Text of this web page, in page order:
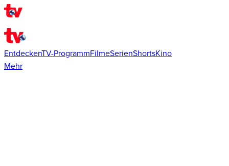
EntdeckenTV-ProgrammFilmeSerienShortsKino
Mehr